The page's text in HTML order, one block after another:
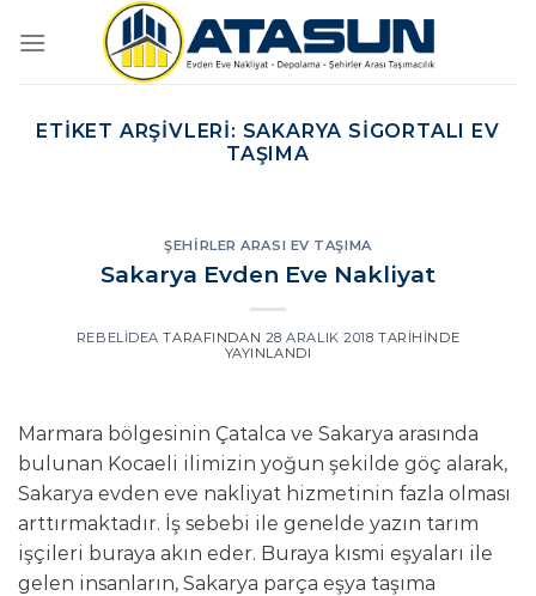
atla
ETIKET ARŞIVLERI: SAKARYA SIGORTALI EV
TAŞIMA
ŞEHIRLER ARASI EV TAŞIMA
Sakarya Evden Eve Nakliyat
REBELIDEA TARAFINDAN 28 ARALIK 2018 TARIHINDE
YAYINLANDI
Marmara bölgesinin Çatalca ve Sakarya arasında
bulunan Kocaeli ilimizin yoğun şekilde göç alarak,
Sakarya evden eve nakliyat hizmetinin fazla olması
arttırmaktadır. İş sebebi ile genelde yazın tarım
işçileri buraya akın eder. Buraya kısmi eşyaları ile
gelen insanların, Sakarya parça eşya taşıma